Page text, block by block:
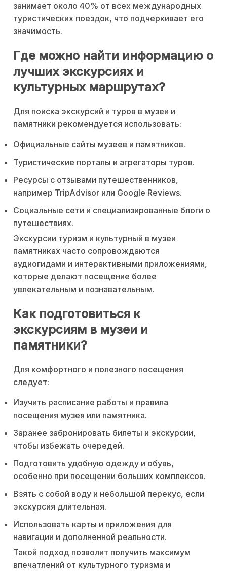
занимает около 40% от всех международных
туристических поездок, что подчеркивает его
значимость.
Где можно найти информацию о
лучших экскурсиях и
культурных маршрутах?
Для поиска экскурсий и туров в музеи и
памятники рекомендуется использовать:
Официальные сайты музеев и памятников.
Туристические порталы и агрегаторы туров.
Ресурсы с отзывами путешественников,
например TripAdvisor или Google Reviews.
Социальные сети и специализированные блоги о
путешествиях.
Экскурсии туризм и культурный в музеи
памятниках часто сопровождаются
аудиогидами и интерактивными приложениями,
которые делают посещение более
увлекательным и познавательным.
Как подготовиться к
экскурсиям в музеи и
памятники?
Для комфортного и полезного посещения
следует:
Изучить расписание работы и правила
посещения музея или памятника.
Заранее забронировать билеты и экскурсии,
чтобы избежать очередей.
Подготовить удобную одежду и обувь,
особенно при посещении больших комплексов.
Взять с собой воду и небольшой перекус, если
экскурсия длительная.
Использовать карты и приложения для
навигации и дополненной реальности.
Такой подход позволит получить максимум
впечатлений от культурного туризма и